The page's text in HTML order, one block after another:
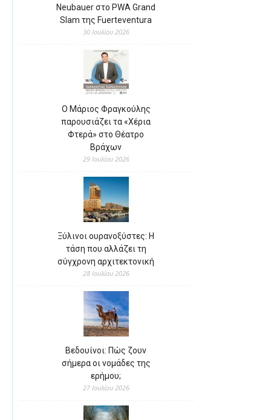
Neubauer στο PWA Grand
Slam της Fuerteventura
30 Ιουλίου 2026
Ο Μάριος Φραγκούλης
παρουσιάζει τα «Χέρια
Φτερά» στο Θέατρο
Βράχων
29 Ιουλίου 2026
Ξύλινοι ουρανοξύστες: Η
τάση που αλλάζει τη
σύγχρονη αρχιτεκτονική
28 Ιουλίου 2026
Βεδουίνοι: Πώς ζουν
σήμερα οι νομάδες της
ερήμου;
27 Ιουλίου 2026